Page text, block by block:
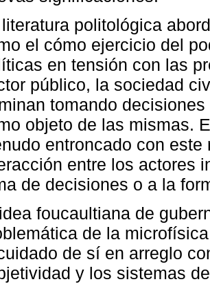
politológica
el cómo ejercicio del
en tensión con las
público, la sociedad
tomando
objeto de las mismas.
entroncado con
entre los actores
de decisiones o a la
foucaultiana de
de la
de sí en arreglo
y los sistemas